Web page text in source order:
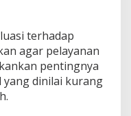
terhadap
agar pelayanan
pentingnya
dinilai kurang